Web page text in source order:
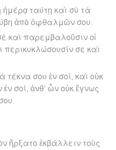
ἡμέρᾳ ταύτῃ καὶ σὺ τὰ
ἀπὸ ὀφθαλμῶν σου.
καὶ παρεμβαλοῦσιν οἱ
περικυκλώσουσίν σε καὶ
τέκνα σου ἐν σοί, καὶ οὐκ
σοί, ἀνθ’ ὧν οὐκ ἔγνως
ἤρξατο ἐκβάλλειν τοὺς